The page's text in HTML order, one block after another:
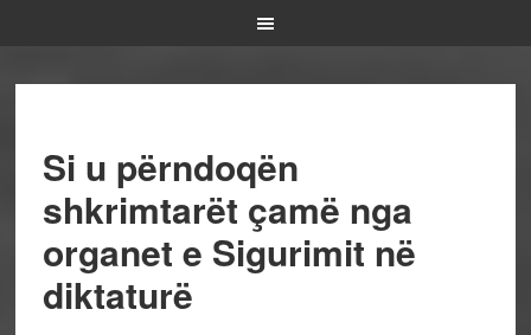
Si u përndoqën
shkrimtarët çamë nga
organet e Sigurimit në
diktaturë